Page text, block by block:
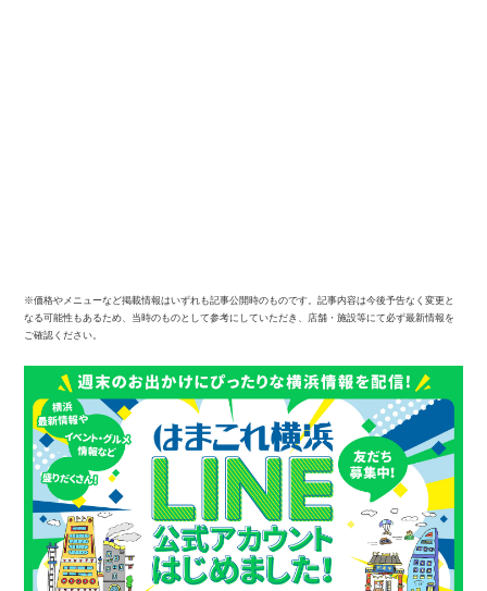
※価格やメニューなど掲載情報はいずれも記事公開時のものです。記事内容は今後予告なく変更と
なる可能性もあるため、当時のものとして参考にしていただき、店舗・施設等にて必ず最新情報を
ご確認ください。